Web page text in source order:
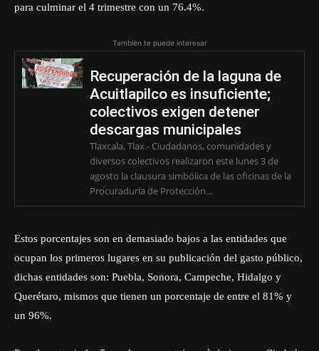
para culminar el 4 trimestre con un 76.4%.
También te puede interesar
Recuperación de la laguna de
Acuitlapilco es insuficiente;
colectivos exigen detener
descargas municipales
Tlaxcala, Tlax.- Ciudadanos, comunidades y
diversos colectivos realizaron este lunes 3 de
agosto la clausura simbólica de las oficinas de la
Procuraduría de Protección...
Estos porcentajes son en demasiado bajos a las entidades que
ocupan los primeros lugares en su publicación del gasto público,
dichas entidades son: Puebla, Sonora, Campeche, Hidalgo y
Querétaro, mismos que tienen un porcentaje de entre el 81% y
un 96%.